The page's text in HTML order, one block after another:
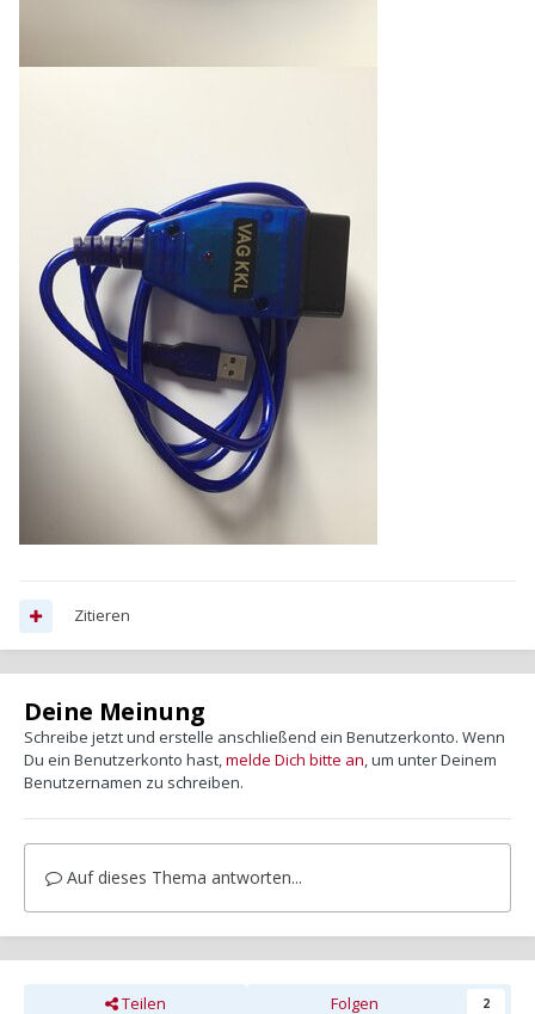
Zitieren
Deine Meinung
Schreibe jetzt und erstelle anschließend ein Benutzerkonto. Wenn
Du ein Benutzerkonto hast,melde Dich bitte an, um unter Deinem
Benutzernamen zu schreiben.
Auf dieses Thema antworten...
Teilen Folgen 2